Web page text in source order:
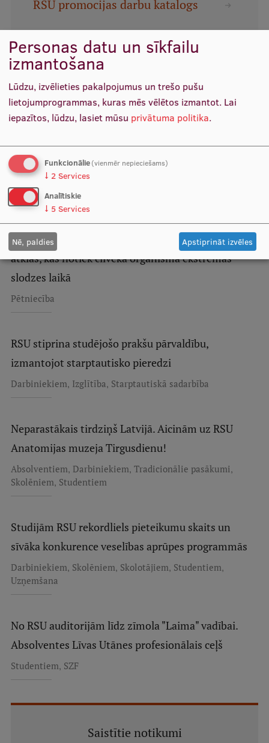
Pētniecības datu pārvaldība
RSU zinātnes portāls
Zinātnes ietekme
Doktorantūras skola
Pētniecības pakalpojumi
Pētniecības projekti
Zinātnieku brokastis
Vertikāli integrētie projekti
Zinātniskās konferences
Inovāciju centrs
Mobilitātes programmas
Starptautiskie projekti
Starptautiskie sadarbības partneri
EATRIS koordinators Latvijā
RSU promocijas darbu katalogs
Saistītās ziņas
RSU sadarbībā ar RTU pasaules līmeņa pētījumā
atklās, kas notiek cilvēka organismā ekstrēmas
slodzes laikā
Pētniecība
RSU stiprina studējošo prakšu pārvaldību,
izmantojot starptautisko pieredzi
Darbiniekiem, Izglītība, Starptautiskā sadarbība
Neparastākais tirdziņš Latvijā. Aicinām uz RSU
Anatomijas muzeja Tirgusdienu!
Absolventiem, Darbiniekiem, Tradicionālie pasākumi,
Skolēniem, Studentiem
Studijām RSU rekordliels pieteikumu skaits un
sīvāka konkurence veselības aprūpes programmās
Darbiniekiem, Skolēniem, Skolotājiem, Studentiem,
Uzņemšana
No RSU auditorijām līdz zīmola "Laima" vadībai.
Absolventes Līvas Utānes profesionālais ceļš
Studentiem, SZF
Saistītie notikumi
Personas datu un sīkfailu
izmantošana
Lūdzu, izvēlieties pakalpojumus un trešo pušu
lietojumprogrammas, kuras mēs vēlētos izmantot. Lai
iepazītos, lūdzu, lasiet mūsu privātuma politika.
Funkcionālie(vienmēr nepieciešams)
↓ 2 Services
Analītiskie
↓ 5 Services
Nē, paldies Apstiprināt izvēles